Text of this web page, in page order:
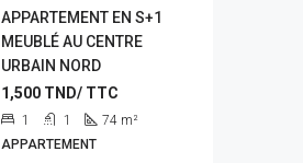
APPARTEMENT EN S+1
MEUBLÉ AU CENTRE
URBAIN NORD
1,500 TND/ TTC
1 1 74 m²
APPARTEMENT